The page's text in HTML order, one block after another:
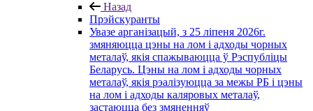
Назад
Прэйскуранты
Увазе арганізацый, з 25 лiпеня 2026г.
змяняюцца цэны на лом і адходы чорных
металаў, якія спажываюцца ў Рэспубліцы
Беларусь. Цэны на лом і адходы чорных
металаў, якія рэалізуюцца за межы РБ і цэны
на лом і адходы каляровых металаў,
застаюцца без змяненняў